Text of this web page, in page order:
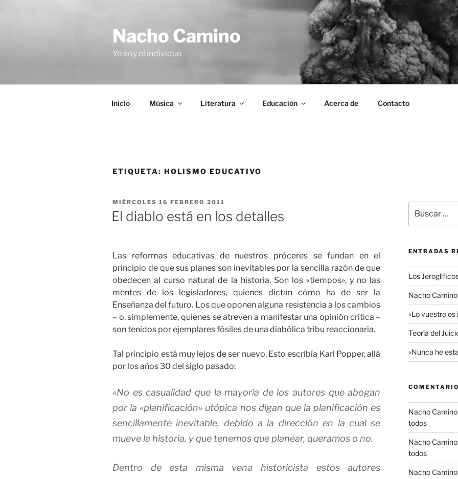
Nacho Camino
Yo soy el individuo
Inicio Música Literatura Educación Acerca de Contacto
ETIQUETA: HOLISMO EDUCATIVO
PUBLICADO
EL
MIÉRCOLES 16 FEBRERO 2011
El diablo está en los detalles
Las reformas educativas de nuestros próceres se fundan en el
principio de que sus planes son inevitables por la sencilla razón de que
obedecen al curso natural de la historia. Son los «tiempos», y no las
mentes de los legisladores, quienes dictan cómo ha de ser la
Enseñanza del futuro. Los que oponen alguna resistencia a los cambios
– o, simplemente, quienes se atreven a manifestar una opinión crítica –
son tenidos por ejemplares fósiles de una diabólica tribu reaccionaria.
Tal principio está muy lejos de ser nuevo. Esto escribía Karl Popper, allá
por los años 30 del siglo pasado:
«No es casualidad que la mayoría de los autores que abogan
por la «planificación» utópica nos digan que la planificación es
sencillamente inevitable, debido a la dirección en la cual se
mueve la historia, y que tenemos que planear, queramos o no.
Dentro de esta misma vena historicista estos autores
por:
ENTRADAS
Los
Nacho Camino
«Lo vuestro es
Teoría del
«Nunca he
Nacho Camino
todos
Nacho Camino
todos
Nacho Camino